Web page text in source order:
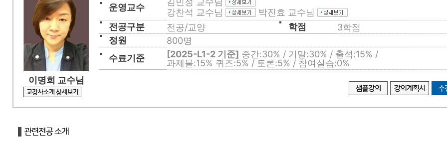
경영학/CPA
학습지원
수강신청
교육원 소개
건강가정사 취득방법
건강가정사 이수과목
이명희 교수님
운영교수
강찬석 교수님
박진효 교수님
전공구분
전공/교양 학점
3학점
정원
800명
수료기준
[2025-L1-2 기준] 중간:30% / 기말:30% / 출석:15% /
과제물:15% 퀴즈:5% / 토론:5% / 참여실습:0%